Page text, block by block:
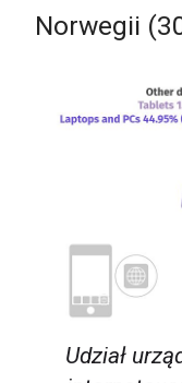
Norwegii
Udział